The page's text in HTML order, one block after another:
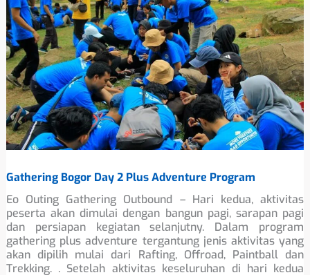
Gathering Bogor Day 2 Plus Adventure Program
Eo Outing Gathering Outbound – Hari kedua, aktivitas
peserta akan dimulai dengan bangun pagi, sarapan pagi
dan persiapan kegiatan selanjutny. Dalam program
gathering plus adventure tergantung jenis aktivitas yang
akan dipilih mulai dari Rafting, Offroad, Paintball dan
Trekking. . Setelah aktivitas keseluruhan di hari kedua